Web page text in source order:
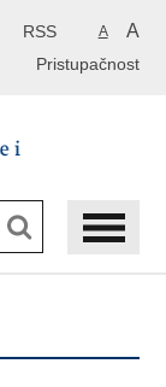
A A
RSS
Pristupačnost